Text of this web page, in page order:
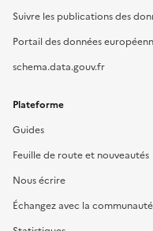
Suivre les publications des
Portail des données
schema.data.gouv.fr
Plateforme
Guides
Feuille de route et nouveautés
Nous écrire
Échangez avec la communauté